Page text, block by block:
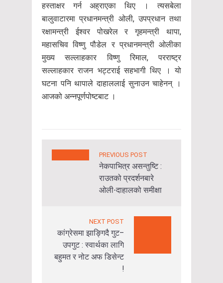
हस्ताक्षर गर्न अह्राएका थिए । त्यसबेला
बालुवाटारमा प्रधानमन्त्री ओली, उपप्रधान तथा
रक्षामन्त्री ईश्वर पोखरेल र गृहमन्त्री थापा,
महासचिव विष्णु पौडेल र प्रधानमन्त्री ओलीका
मुख्य सल्लाहकार विष्णु रिमाल, परराष्ट्र
सल्लाहकार राजन भट्टराई सहभागी थिए । यो
घटना पनि थापाले दाहाललाई सुनाउन चाहेनन् ।
आजको अन्नपूर्णपोष्टबाट ।
PREVIOUS POST
नेकपाभित्र असन्तुष्टि :
राउतको प्रदर्शनबारे
ओली-दाहालको समीक्षा
NEXT POST
कांग्रेसमा झाङ्गिदै गुट–
उपगुट : स्वार्थका लागि
बहुमत र नोट अफ डिसेन्ट
!